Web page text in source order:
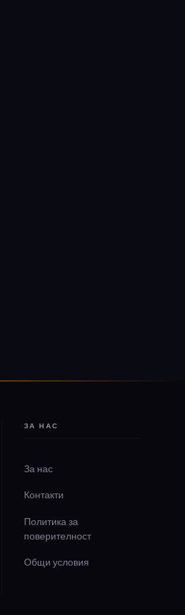
ЗА НАС
За нас
Контакти
Политика за
поверителност
Общи условия